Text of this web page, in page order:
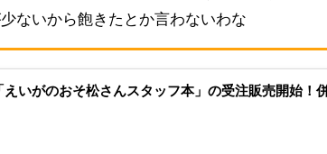
ないから飽きたとか言わないわな
えいがのおそ松さんスタッフ本」の受注販売開始！